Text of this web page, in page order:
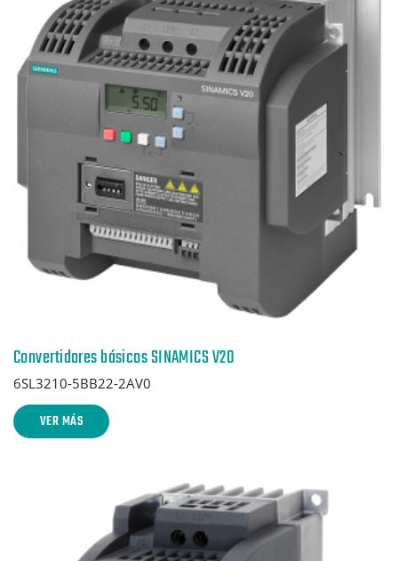
Convertidores básicos SINAMICS V20
6SL3210-5BB22-2AV0
VER MÁS